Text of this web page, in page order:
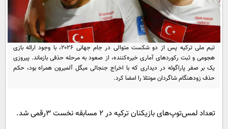
سفر و تفریح
علمی
اخبار کریپتو
گوناگون
سرگرمی
باشگاه مغز
مجله تصویری سلاح
فیلم
اقتصاد
ورزش
سیاست
فناوری
عصر ایران 2
خواندنی ها و دیدنی ها
داستان کوتاه
روانشناسی
آموزش زبان
تیم ملی ترکیه پس از دو شکست متوالی در جام جهانی ۲۰۲۶، با وجود ارائه بازی
هجومی و ثبت رکوردهای آماری خیره‌کننده، از صعود به مرحله حذفی بازماند. پیروزی
یک بر صفر پاراگوئه در دیداری که با اخراج جنجالی میگل آلمیرون همراه بود، حکم
حذف زودهنگام شاگردان مونتلا را امضا کرد.
تعداد لمس‌‌توپ‌های بازیکنان ترکیه در ۲ مسابقه نخست ۳رقمی شد.